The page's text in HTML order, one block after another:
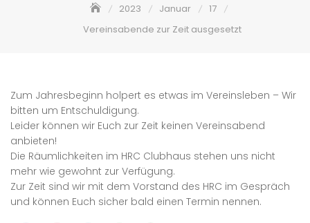
2023 Januar
17
Vereinsabende zur Zeit ausgesetzt
Zum Jahresbeginn holpert es etwas im Vereinsleben – Wir
bitten um Entschuldigung.
Leider können wir Euch zur Zeit keinen Vereinsabend
anbieten!
Die Räumlichkeiten im HRC Clubhaus stehen uns nicht
mehr wie gewohnt zur Verfügung.
Zur Zeit sind wir mit dem Vorstand des HRC im Gespräch
und können Euch sicher bald einen Termin nennen.